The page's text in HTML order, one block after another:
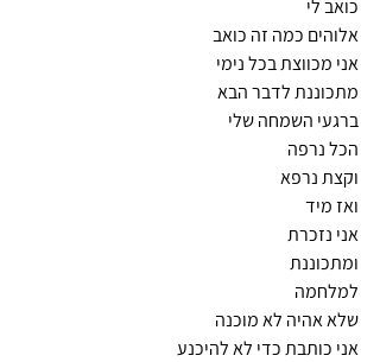
כואב לי
אלוהים כמה זה כואב
אני מכווצת בכל נימי
מתכוננת לדבר הבא
ברגעי השמחה שלי
הכל נרפה
וקצת נרפא
ואז מיד
אני נזכרת
ומתכוננת
למלחמה
שלא אהיה לא מוכנה
אני כותבת כדי לא להיכנע